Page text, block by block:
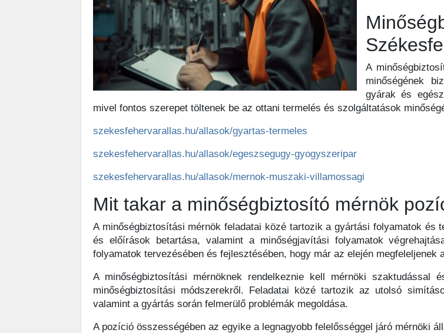
A
minőségének
gyárak és
mivel fontos szerepet töltenek be az ottani termelés és szolgáltatások
szekesfehervarallas.hu/allasok/gyartas-termeles
szekesfehervarallas.hu/allasok/egeszsegugy-gyogyszeripar
szekesfehervarallas.hu/allasok/mernok-muszaki-villamossagi
Mit takar a minőségbiztosító mérnök
A minőségbiztosítási mérnök feladatai közé tartozik a gyártási folyamatok és
és előírások betartása, valamint a minőségjavítási folyamatok
folyamatok tervezésében és fejlesztésében, hogy már az elején megfeleljenek
A minőségbiztosítási mérnöknek rendelkeznie kell mérnöki szaktudással
minőségbiztosítási módszerekről. Feladatai közé tartozik az utolsó
valamint a gyártás során felmerülő problémák megoldása.
A pozíció összességében az egyike a legnagyobb felelősséggel járó mérnöki